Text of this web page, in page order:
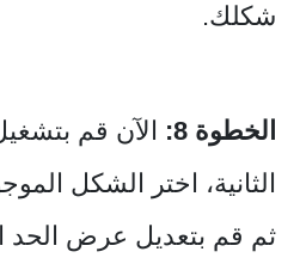
شكلك.
الخطوة 8:
الآن قم
الثانية، اختر الشكل